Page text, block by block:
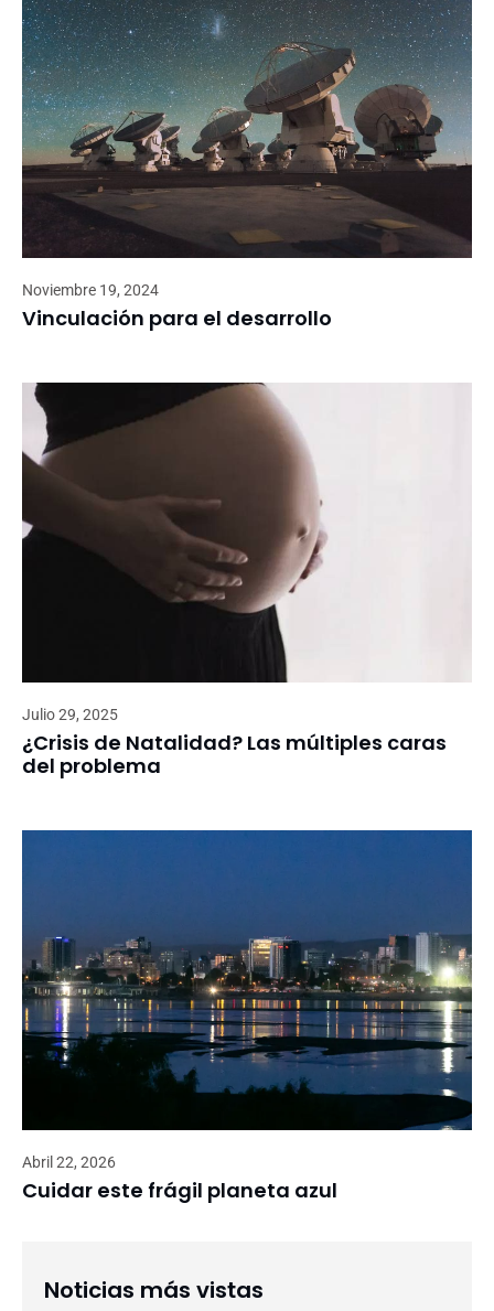
Noviembre 19, 2024
Vinculación para el desarrollo
Julio 29, 2025
¿Crisis de Natalidad? Las múltiples caras
del problema
Abril 22, 2026
Cuidar este frágil planeta azul
Noticias más vistas